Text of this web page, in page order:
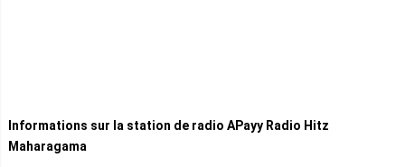
Informations sur la station de radio APayy Radio Hitz
Maharagama